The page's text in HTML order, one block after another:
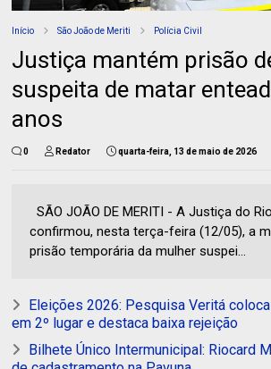
Início São João de Meriti Polícia Civil
Justiça mantém prisão
suspeita de matar
anos
0 Redator quarta-feira, 13 de maio de 2026
SÃO JOÃO DE MERITI - A Justiça do
confirmou, nesta terça-feira (12/05), a
prisão temporária da mulher suspei...
Eleições 2026: Pesquisa Veritá
em 2º lugar e destaca baixa rejeição
Bilhete Único Intermunicipal: Riocard